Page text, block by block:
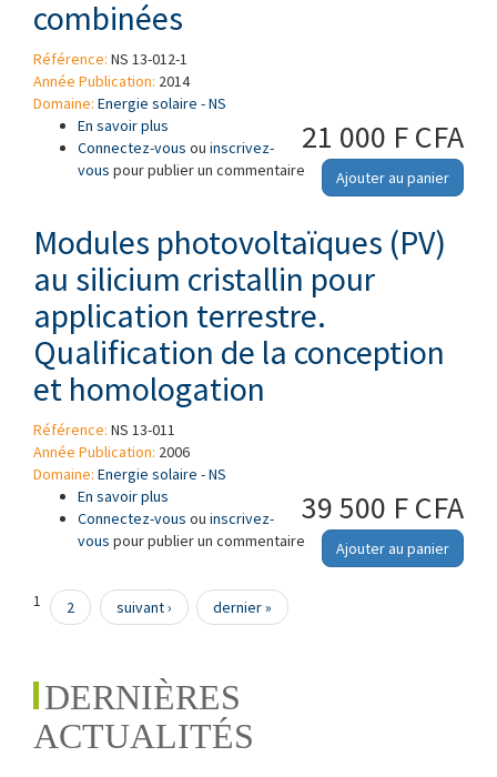
combinées
Référence: NS 13-012-1
Année Publication: 2014
Domaine: Energie solaire - NS
21 000 F CFA
Ajouter au panier
En savoir plus à propos de Installations solaires thermiques
et leurs composants - Installations
assemblées à façon - Partie 1 : Exigences
générales pour chauffe-eau solaires et
Connectez-vous ou inscrivez-
vous pour publier un commentaire
Modules photovoltaïques (PV)
au silicium cristallin pour
application terrestre.
Qualification de la conception
et homologation
Référence: NS 13-011
Année Publication: 2006
Domaine: Energie solaire - NS
39 500 F CFA
Ajouter au panier
En savoir plus à propos de Modules photovoltaïques (PV) au
silicium cristallin pour application terrestre.
Qualification de la conception et homologation
Connectez-vous ou inscrivez-
vous pour publier un commentaire
Pages
1 2 suivant › dernier »
DERNIÈRES
ACTUALITÉS